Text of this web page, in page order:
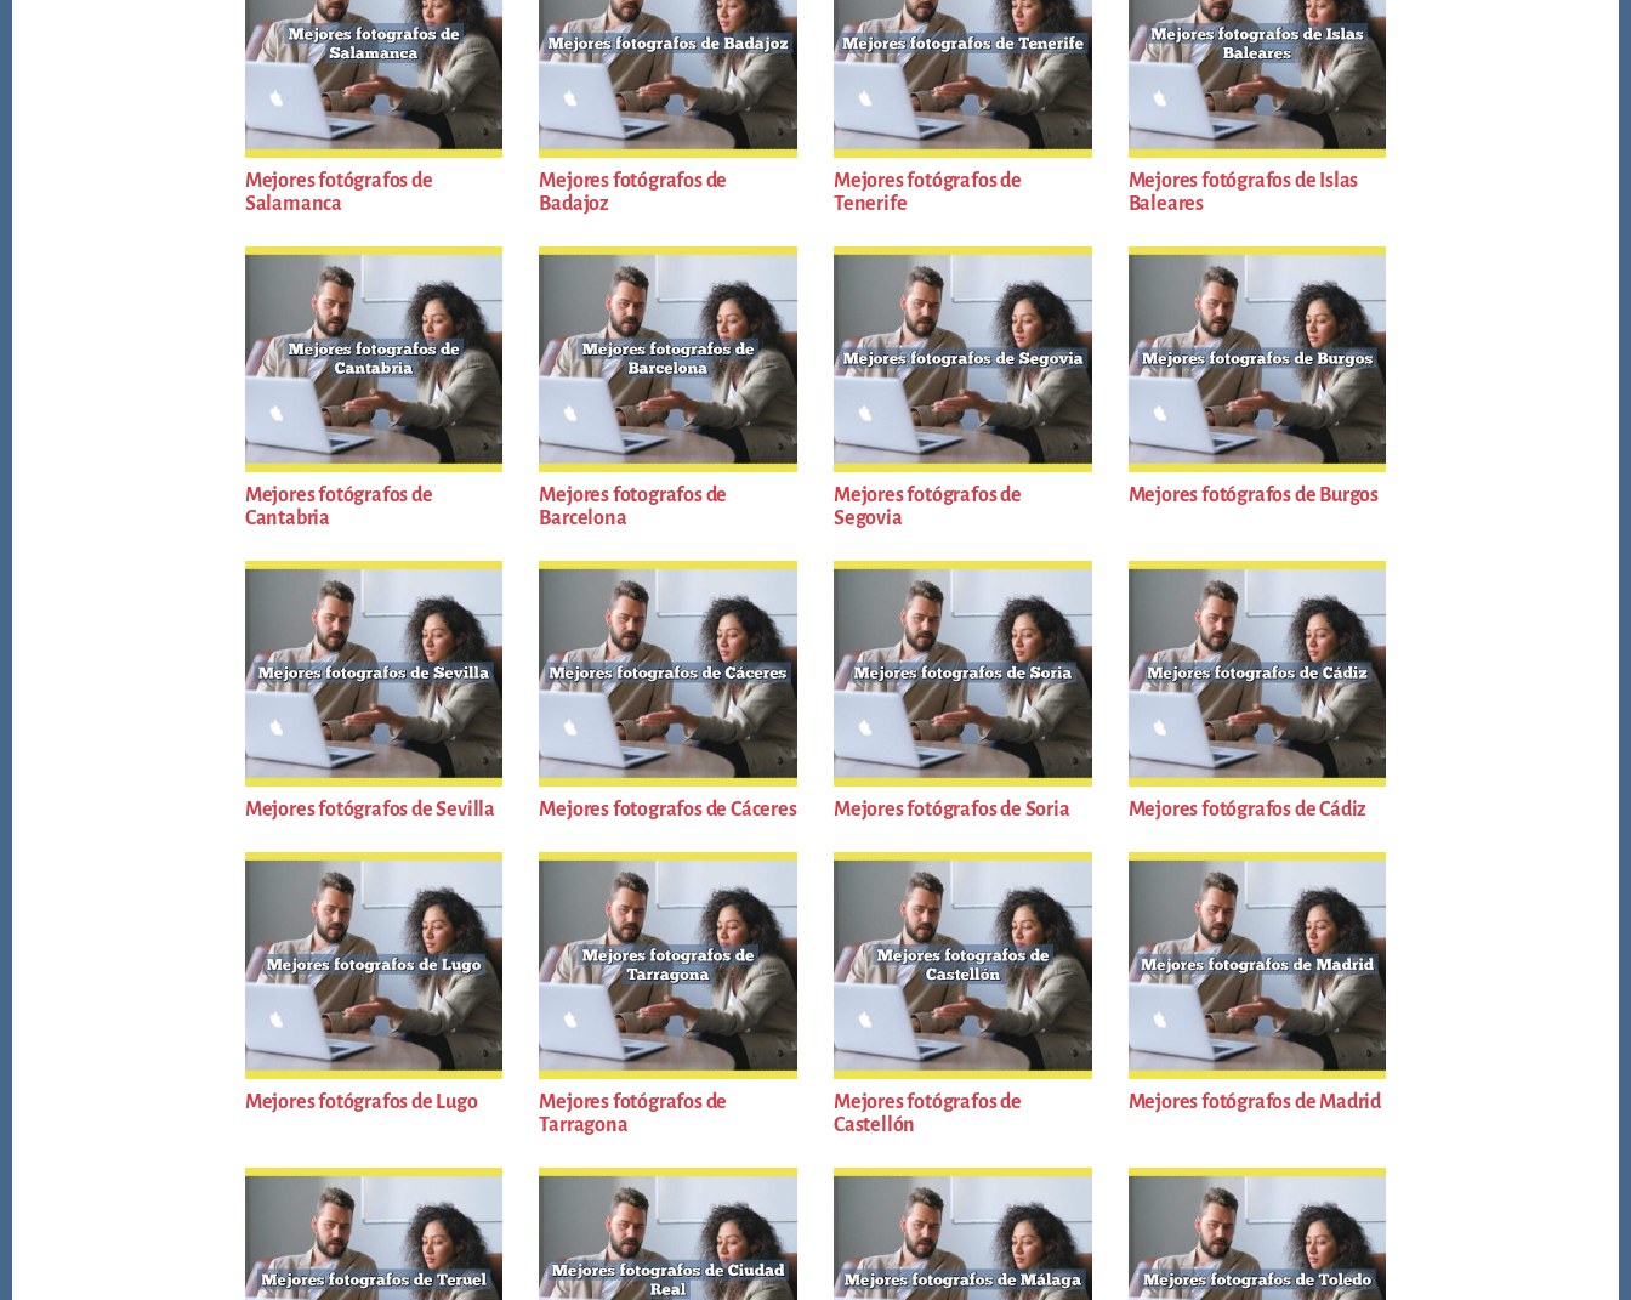
Mejores fotógrafos de
Salamanca
Mejores fotógrafos de
Badajoz
Mejores fotógrafos de
Tenerife
Mejores fotógrafos de Islas
Baleares
Mejores fotógrafos de
Cantabria
Mejores fotografos de
Barcelona
Mejores fotógrafos de
Segovia
Mejores fotógrafos de Burgos
Mejores fotógrafos de Sevilla Mejores fotografos de Cáceres Mejores fotógrafos de Soria Mejores fotógrafos de Cádiz
Mejores fotógrafos de Lugo
Mejores fotógrafos de
Tarragona
Mejores fotógrafos de
Castellón
Mejores fotógrafos de Madrid